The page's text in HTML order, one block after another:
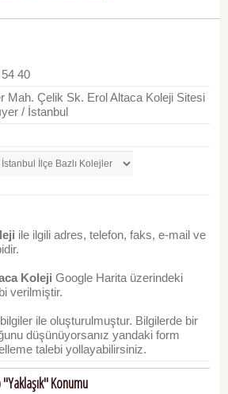
40
Mah. Çelik Sk. Erol Altaca Koleji Sitesi
/ İstanbul
ile ilgili adres, telefon, faks, e-mail ve
Koleji Google Harita üzerindeki
verilmiştir.
ile oluşturulmuştur. Bilgilerde bir
düşünüyorsanız yandaki form
talebi yollayabilirsiniz.
Konumu